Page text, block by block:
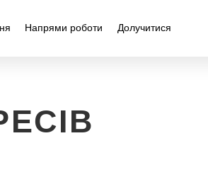
Напрями роботи Долучитися